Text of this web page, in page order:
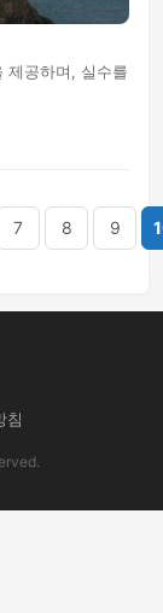
제공하며, 실수를
7 8 9
침